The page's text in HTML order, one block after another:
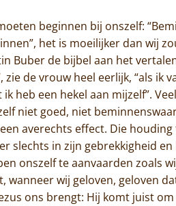
beginnen bij onszelf:
het is moeilijker dan wij
Buber de bijbel aan het
zie de vrouw heel eerlijk, “als ik
ik heb een hekel aan mijzelf”.
niet goed, niet
averechts effect. Die
slechts in zijn gebrekkigheid
onszelf te aanvaarden zoals
wanneer wij geloven, geloven
ons brengt: Hij komt juist